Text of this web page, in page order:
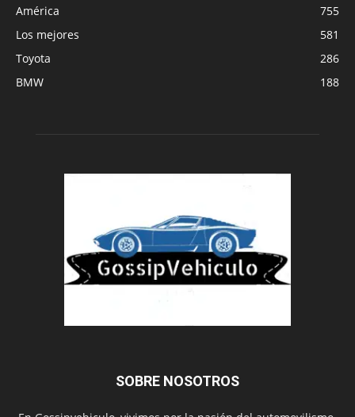
América
755
Los mejores
581
Toyota
286
BMW
188
SOBRE NOSOTROS